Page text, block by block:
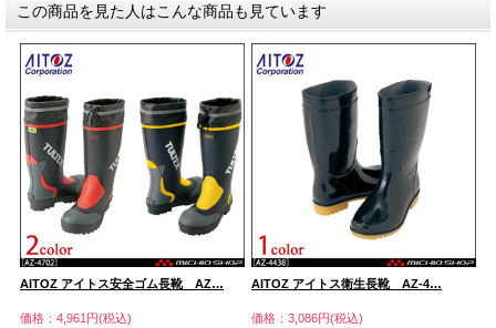
この商品を見た人はこんな商品も見ています
AITOZ アイトス安全ゴム長靴 AZ…
価格：4,961円(税込)
AITOZ アイトス衛生長靴 AZ-4…
価格：3,086円(税込)